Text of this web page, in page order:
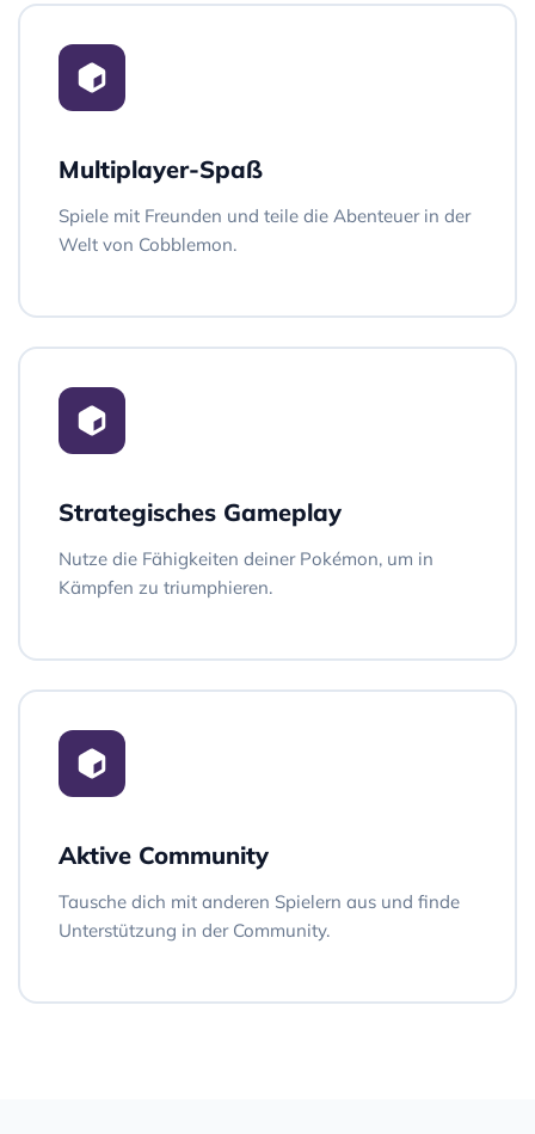
Multiplayer-Spaß
Spiele mit Freunden und teile die Abenteuer in der
Welt von Cobblemon.
Strategisches Gameplay
Nutze die Fähigkeiten deiner Pokémon, um in
Kämpfen zu triumphieren.
Aktive Community
Tausche dich mit anderen Spielern aus und finde
Unterstützung in der Community.